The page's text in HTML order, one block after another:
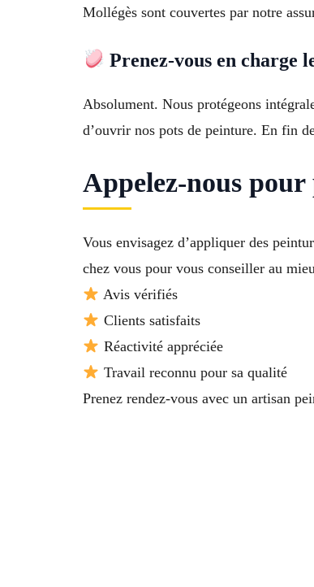
Mollégès sont couvertes par notre
Prenez-vous en charge
Absolument. Nous protégeons
d’ouvrir nos pots de peinture. En fin
Appelez-nous
Vous envisagez d’appliquer des
chez vous pour vous conseiller au
Avis vérifiés
Clients satisfaits
Réactivité appréciée
Travail reconnu pour sa qualité
Prenez rendez-vous avec un artisan